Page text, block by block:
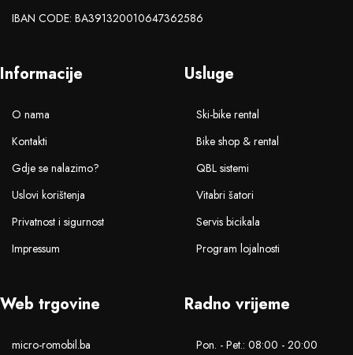
IBAN CODE: BA391320010647362586
Informacije
O nama
Kontakti
Gdje se nalazimo?
Uslovi korištenja
Privatnost i sigurnost
Impressum
Usluge
Ski-bike rental
Bike shop & rental
QBL sistemi
Vitabri šatori
Servis bicikala
Program lojalnosti
Web trgovine
micro-romobil.ba
Radno vrijeme
Pon. - Pet.: 08:00 - 20:00